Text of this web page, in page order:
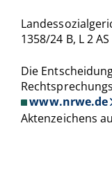
1358/24 B, L 2
Die
www.nrwe.de
Aktenzeichens